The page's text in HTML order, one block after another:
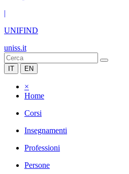
|
UNIFIND
uniss.it
IT EN
×
Home
Corsi
Insegnamenti
Professioni
Persone